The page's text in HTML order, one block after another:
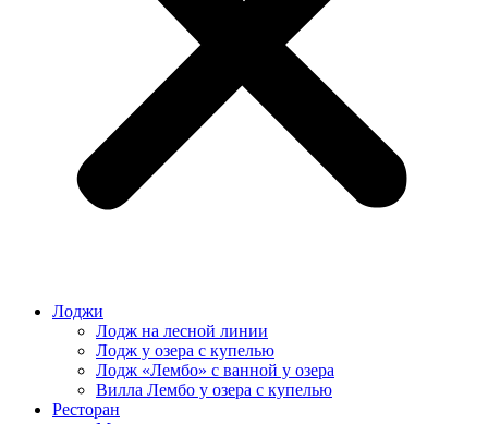
Лоджи
Лодж на лесной линии
Лодж у озера с купелью
Лодж «Лембо» с ванной у озера
Вилла Лембо у озера с купелью
Ресторан